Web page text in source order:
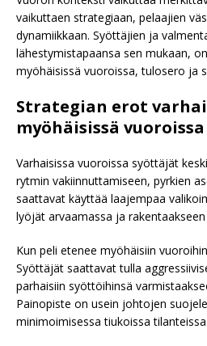
vaikuttaen strategiaan, pelaajien
dynamiikkaan. Syöttäjien ja
lähestymistapaansa sen mukaan,
myöhäisissä vuoroissa, tulosero ja
Strategian erot
myöhäisissä vuoroissa
Varhaisissa vuoroissa syöttäjät
rytmin vakiinnuttamiseen, pyrkien
saattavat käyttää laajempaa
lyöjät arvaamassa ja
Kun peli etenee myöhäisiin
Syöttäjät saattavat tulla
parhaisiin syöttöihinsä
Painopiste on usein johtojen
minimoimisessa tiukoissa tilanteissa.